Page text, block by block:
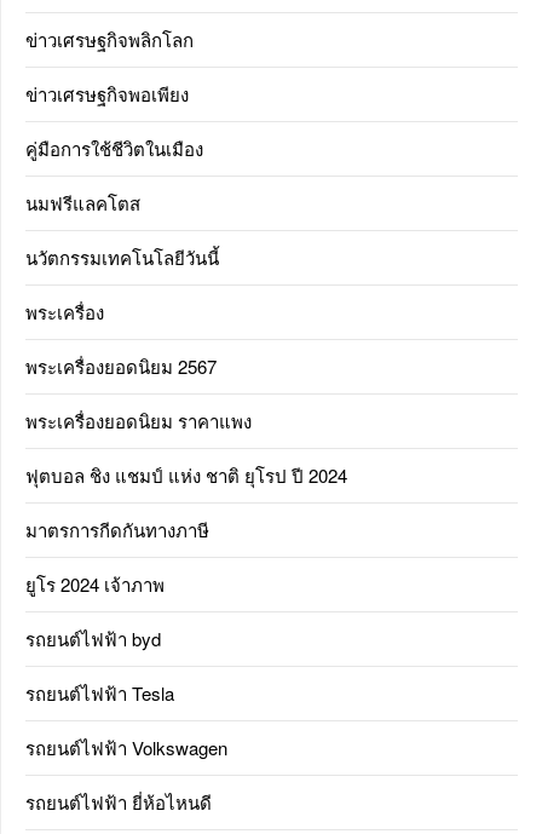
ข่าวเศรษฐกิจพลิกโลก
ข่าวเศรษฐกิจพอเพียง
คู่มือการใช้ชีวิตในเมือง
นมฟรีแลคโตส
นวัตกรรมเทคโนโลยีวันนี้
พระเครื่อง
พระเครื่องยอดนิยม 2567
พระเครื่องยอดนิยม ราคาแพง
ฟุตบอล ชิง แชมป์ แห่ง ชาติ ยุโรป ปี 2024
มาตรการกีดกันทางภาษี
ยูโร 2024 เจ้าภาพ
รถยนต์ไฟฟ้า byd
รถยนต์ไฟฟ้า Tesla
รถยนต์ไฟฟ้า Volkswagen
รถยนต์ไฟฟ้า ยี่ห้อไหนดี